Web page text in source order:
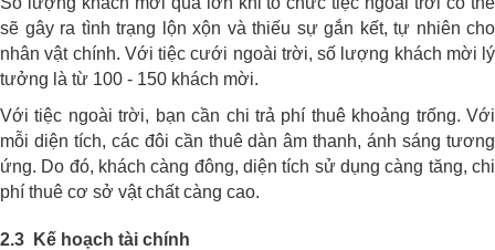
sẽ gây ra tình trạng lộn xộn và thiếu sự gắn kết, tự nhiên cho
nhân vật chính. Với tiệc cưới ngoài trời, số lượng khách mời lý
tưởng là từ 100 - 150 khách mời.
Với tiệc ngoài trời, bạn cần chi trả phí thuê khoảng trống. Với
mỗi diện tích, các đôi cần thuê dàn âm thanh, ánh sáng tương
ứng. Do đó, khách càng đông, diện tích sử dụng càng tăng, chi
phí thuê cơ sở vật chất càng cao.
2.3 Kế hoạch tài chính